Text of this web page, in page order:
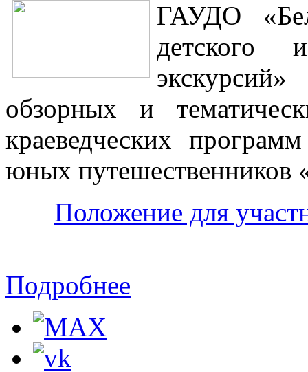
ГАУДО
детского
обзорных и
краеведческих
юных путешественников
Положение для
Подробнее